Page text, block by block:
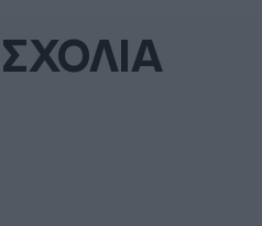
ΣΧΟΛΙΑ